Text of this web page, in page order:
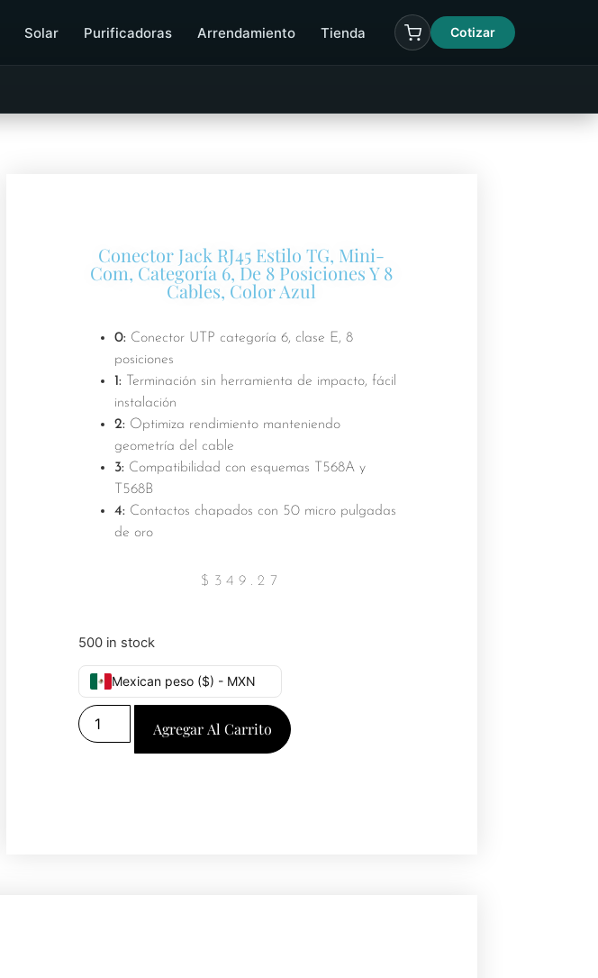
Solar Purificadoras Arrendamiento Tienda Cotizar
Conector Jack RJ45 Estilo TG, Mini-
Com, Categoría 6, De 8 Posiciones Y 8
Cables, Color Azul
0: Conector UTP categoría 6, clase E, 8
posiciones
1: Terminación sin herramienta de impacto, fácil
instalación
2: Optimiza rendimiento manteniendo
geometría del cable
3: Compatibilidad con esquemas T568A y
T568B
4: Contactos chapados con 50 micro pulgadas
de oro
$ 349.27
500 in stock
Mexican peso ($) - MXN
Agregar Al Carrito